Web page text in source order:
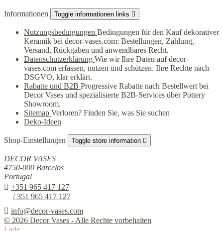
Informationen Toggle informationen links 
Nutzungsbedingungen Bedingungen für den Kauf dekorativer
Keramik bei decor-vases.com: Bestellungen, Zahlung,
Versand, Rückgaben und anwendbares Recht.
Datenschutzerklärung Wie wir Ihre Daten auf decor-
vases.com erfassen, nutzen und schützen. Ihre Rechte nach
DSGVO, klar erklärt.
Rabatte und B2B Progressive Rabatte nach Bestellwert bei
Decor Vases und spezialisierte B2B-Services über Pottery
Showroom.
Sitemap Verloren? Finden Sie, was Sie suchen
Deko-Ideen
Shop-Einstellungen Toggle store information 
DECOR VASES
4750-000 Barcelos
Portugal
 +351 965 417 127
/ 351 965 417 127
 info@decor-vases.com
© 2026 Decor Vases - Alle Rechte vorbehalten
Lade ...